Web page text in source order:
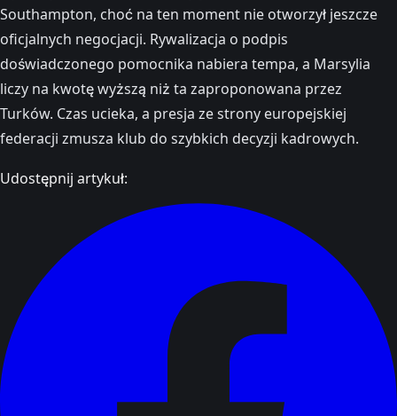
Southampton, choć na ten moment nie otworzył jeszcze
oficjalnych negocjacji. Rywalizacja o podpis
doświadczonego pomocnika nabiera tempa, a Marsylia
liczy na kwotę wyższą niż ta zaproponowana przez
Turków. Czas ucieka, a presja ze strony europejskiej
federacji zmusza klub do szybkich decyzji kadrowych.
Udostępnij artykuł: